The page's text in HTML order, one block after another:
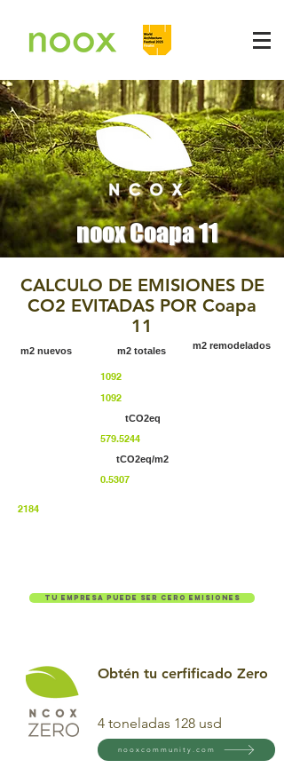
noox Coapa 11
CALCULO DE EMISIONES DE
CO2 EVITADAS POR Coapa
11
m2 nuevos m2 totales m2 remodelados
1092
1092
tCO2eq
579.5244
tCO2eq/m2
0.5307
2184
Tu empresa puede ser cero emisiones
Obtén tu cerfificado Zero
4 toneladas 128 usd
nooxcommunity.com